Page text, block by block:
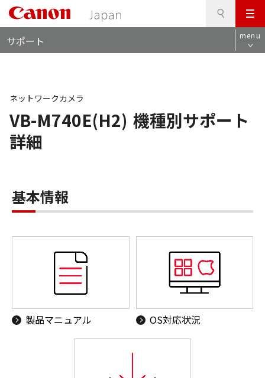
メ
ニ
ュ
サポート menu
VB-M740E(H2) 機種別サポート
詳細
ネットワークカメラ
基本情報
製品マニュアル OS対応状況